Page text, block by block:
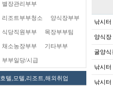
별장관리부부
리조트부부청소 양식장부부
식당직원부부 목장부부팀
채소농장부부 기타부부
부부일당/시급
호텔,모텔,리조트,해외취업
낚시터
양식장
굴양식
낚시터
낚시터